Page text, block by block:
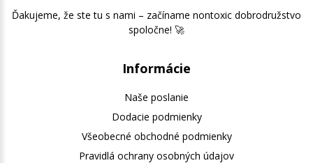
Ďakujeme, že ste tu s nami – začíname nontoxic dobrodružstvo
spoločne! 🚀
Informácie
Naše poslanie
Dodacie podmienky
Všeobecné obchodné podmienky
Pravidlá ochrany osobných údajov